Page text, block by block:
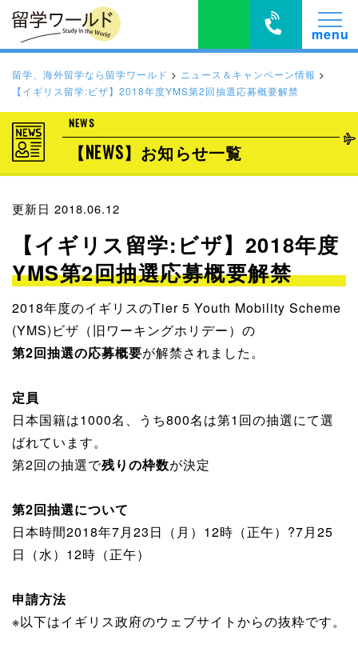
留学、海外留学なら留学ワールド > ニュース＆キャンペーン情報 >
【イギリス留学:ビザ】2018年度YMS第2回抽選応募概要解禁
NEWS
【NEWS】お知らせ一覧
更新日 2018.06.12
【イギリス留学:ビザ】2018年度
YMS第2回抽選応募概要解禁
2018年度のイギリスのTier 5 Youth Mobility Scheme
(YMS)ビザ（旧ワーキングホリデー）の
第2回抽選の応募概要が解禁されました。
定員
日本国籍は1000名、うち800名は第1回の抽選にて選
ばれています。
第2回の抽選で残りの枠数が決定
第2回抽選について
日本時間2018年7月23日（月）12時（正午）?7月25
日（水）12時（正午）
申請方法
※以下はイギリス政府のウェブサイトからの抜粋です。